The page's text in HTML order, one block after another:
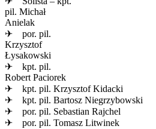
pil. Michał
Anielak
✈ por. pil.
Krzysztof
Łysakowski
✈ kpt. pil.
Robert Paciorek
✈ kpt. pil. Krzysztof Kidacki
✈ kpt. pil. Bartosz Niegrzybowski
✈ por. pil. Sebastian Rajchel
✈ por. pil. Tomasz Litwinek